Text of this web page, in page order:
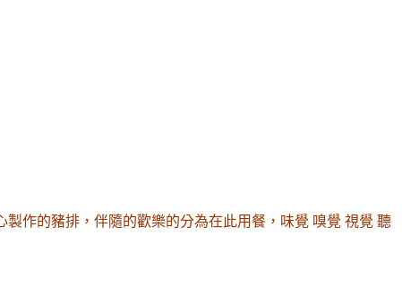
製作的豬排，伴隨的歡樂的分為在此用餐，味覺 嗅覺 視覺 聽